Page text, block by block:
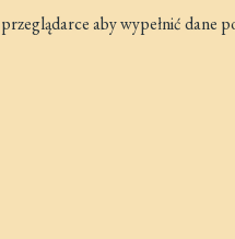
aby wypełnić dane